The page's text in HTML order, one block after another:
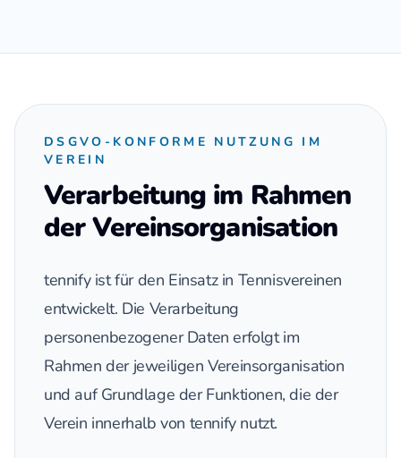
DSGVO-KONFORME NUTZUNG IM
VEREIN
Verarbeitung im Rahmen
der Vereinsorganisation
tennify ist für den Einsatz in Tennisvereinen
entwickelt. Die Verarbeitung
personenbezogener Daten erfolgt im
Rahmen der jeweiligen Vereinsorganisation
und auf Grundlage der Funktionen, die der
Verein innerhalb von tennify nutzt.